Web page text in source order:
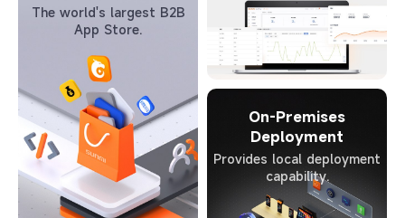
The world's largest B2B
App Store.
On-Premises
Deployment
Provides local deployment
capability.